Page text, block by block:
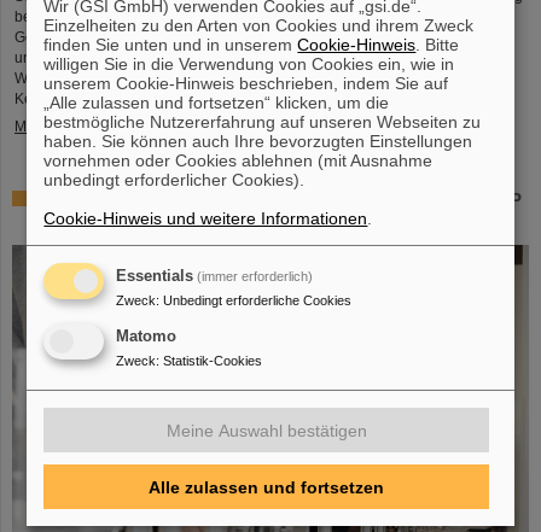
bezeichnet. Auch Professor Thomas Nilsson, der Wissenschaftliche
Geschäftsführer von GSI und FAIR, nahm an dem Treffen teil und
unterzeichnete gemeinsam mit zahlreichen Vertreter*innen aus Politk,
Wirtschaft und Wissenschaft ein Memorandum of Understanding (MoU) zur
Kernfusion.
Mehr »
Schaufenster in die Spitzenforschung: SCIENCE POP-UP
von GSI/FAIR bringt Wissenschaft in die City
Wir (GSI GmbH) verwenden Cookies auf „gsi.de“.
Einzelheiten zu den Arten von Cookies und ihrem Zweck
finden Sie unten und in unseremCookie-Hinweis . Bitte
willigen Sie in die Verwendung von Cookies ein, wie in
unserem Cookie-Hinweis beschrieben, indem Sie auf
„Alle zulassen und fortsetzen“ klicken, um die
bestmögliche Nutzererfahrung auf unseren Webseiten zu
haben. Sie können auch Ihre bevorzugten Einstellungen
vornehmen oder Cookies ablehnen (mit Ausnahme
unbedingt erforderlicher Cookies).
Cookie-Hinweis und weitere Informationen
Essentials (immer erforderlich)
Zweck: Unbedingt erforderliche Cookies
Matomo
Zweck: Statistik-Cookies
Meine Auswahl bestätigen
Alle zulassen und fortsetzen